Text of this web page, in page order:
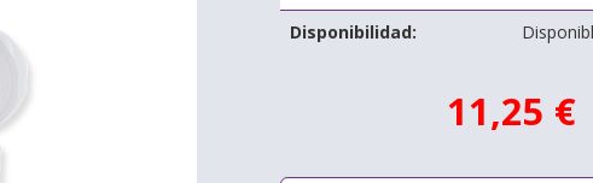
Disponibilidad:
11,25 €